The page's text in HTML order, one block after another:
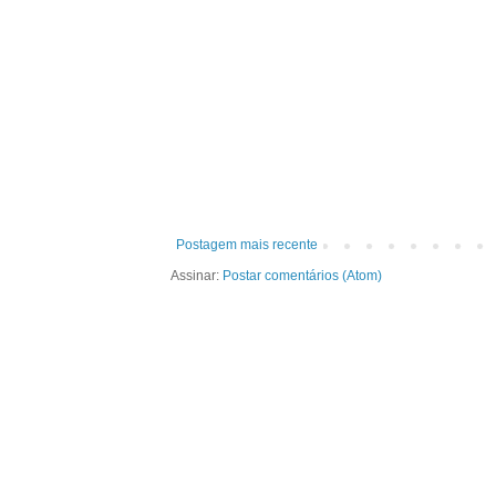
Postagem mais recente
Assinar: Postar comentários (Atom)